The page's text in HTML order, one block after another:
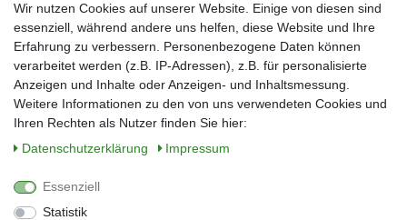
Nachname*
E-Mail*
Sie können den Newsletter jederzeit kostenlos abbestellen.
** gilt für Lieferungen innerhalb Deutschlands, Lieferzeiten für andere Länder
Wir nutzen Cookies auf unserer Website. Einige von diesen sind
essenziell, während andere uns helfen, diese Website und Ihre
Erfahrung zu verbessern. Personenbezogene Daten können
verarbeitet werden (z.B. IP-Adressen), z.B. für personalisierte
Anzeigen und Inhalte oder Anzeigen- und Inhaltsmessung.
Weitere Informationen zu den von uns verwendeten Cookies und
Ihren Rechten als Nutzer finden Sie hier:
Daten­schutz­erklärung
Impressum
Essenziell
Statistik